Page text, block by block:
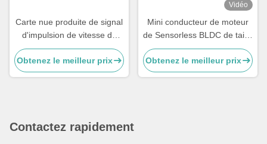
Carte nue produite de signal
d'impulsion de vitesse de
conducteur de moteur de
Sensorless BLDC de
rectangle
Obtenez le meilleur prix
Vidéo
Mini conducteur de moteur
de Sensorless BLDC de taille
sans loger et radiateur
Obtenez le meilleur prix
Contactez rapidement